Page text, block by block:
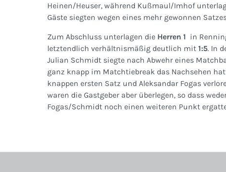
Heinen/Heuser, während Kußmaul/Imhof
Gäste siegten wegen eines mehr gewonnen
Zum Abschluss unterlagen die Herren 1 in
letztendlich verhältnismäßig deutlich mit 1:5. In
Julian Schmidt siegte nach Abwehr eines
ganz knapp im Matchtiebreak das Nachsehen
knappen ersten Satz und Aleksandar Fogas
waren die Gastgeber aber überlegen, so dass
Fogas/Schmidt noch einen weiteren Punkt